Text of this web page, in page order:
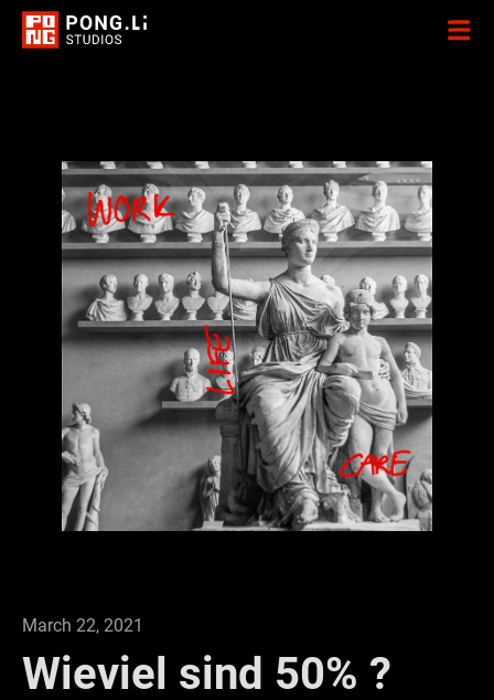
March 22, 2021
Wieviel sind 50% ?